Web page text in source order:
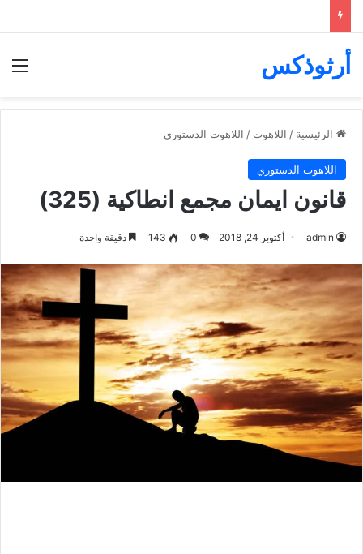
أرثوذكس
الرئيسية / اللاهوت / اللاهوت الدستوري
اللاهوت الدستوري
قانون ايمان مجمع انطاكية (325)
admin أكتوبر 24, 2018 0
143 دقيقة واحدة